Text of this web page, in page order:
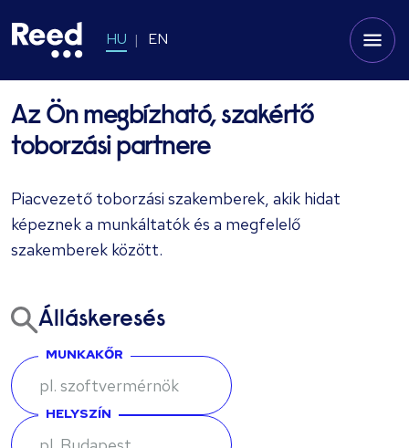
HU EN
Az Ön megbízható, szakértő
toborzási partnere
Piacvezető toborzási szakemberek, akik hidat
képeznek a munkáltatók és a megfelelő
szakemberek között.
Álláskeresés
MUNKAKŐR
Enter keywords or job title to search for relevant positions
HELYSZÍN